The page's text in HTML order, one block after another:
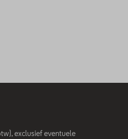
exclusief eventuele